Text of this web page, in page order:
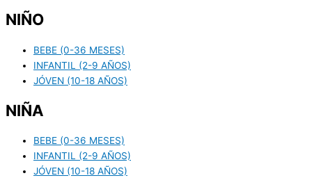
NIÑO
BEBE (0-36 MESES)
INFANTIL (2-9 AÑOS)
JÓVEN (10-18 AÑOS)
NIÑA
BEBE (0-36 MESES)
INFANTIL (2-9 AÑOS)
JÓVEN (10-18 AÑOS)